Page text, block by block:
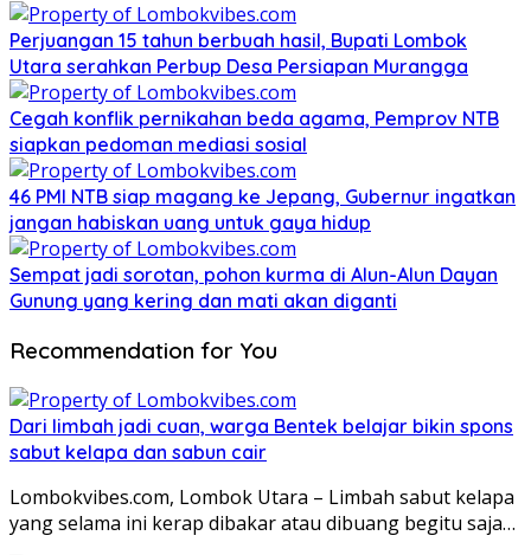
Perjuangan 15 tahun berbuah hasil, Bupati Lombok
Utara serahkan Perbup Desa Persiapan Murangga
Cegah konflik pernikahan beda agama, Pemprov NTB
siapkan pedoman mediasi sosial
46 PMI NTB siap magang ke Jepang, Gubernur ingatkan
jangan habiskan uang untuk gaya hidup
Sempat jadi sorotan, pohon kurma di Alun-Alun Dayan
Gunung yang kering dan mati akan diganti
Recommendation for You
Dari limbah jadi cuan, warga Bentek belajar bikin spons
sabut kelapa dan sabun cair
Lombokvibes.com, Lombok Utara – Limbah sabut kelapa
yang selama ini kerap dibakar atau dibuang begitu saja…